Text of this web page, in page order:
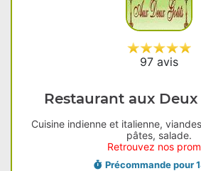
97 avis
Restaurant aux Deux
Cuisine indienne et italienne,
pâtes, salade.
Retrouvez nos
Précommande pour